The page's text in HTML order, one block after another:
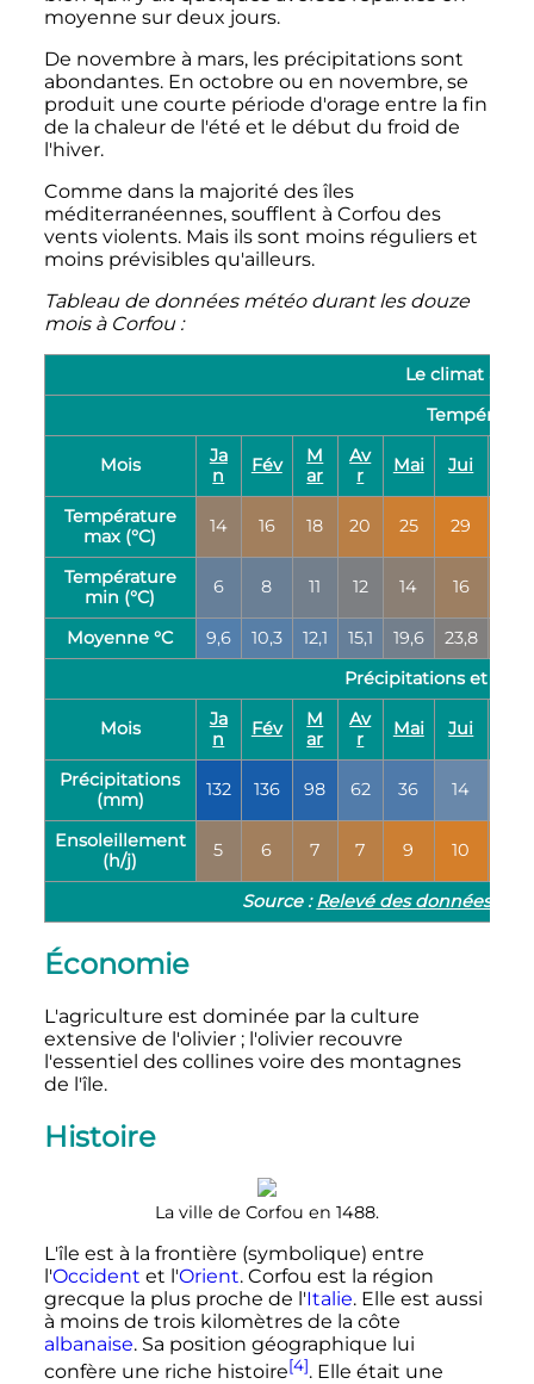
moyenne sur deux jours.
De novembre à mars, les précipitations sont
abondantes. En octobre ou en novembre, se
produit une courte période d'orage entre la fin
de la chaleur de l'été et le début du froid de
l'hiver.
Comme dans la majorité des îles
méditerranéennes, soufflent à Corfou des
vents violents. Mais ils sont moins réguliers et
moins prévisibles qu'ailleurs.
Tableau de données météo durant les douze
mois à Corfou :
Le climat à
Mois
Ja
n
Fév
M
ar
Av
r
Mai Jui
Température
max (°C)
14 16 18 20 25 29
Température
min (°C)
6 8 11 12 14 16
Moyenne °C 9,6 10,3 12,1 15,1 19,6 23,8
Précipitations et
Mois
Ja
n
Fév
M
ar
Av
r
Mai Jui
Précipitations
(mm)
132 136 98 62 36 14
Ensoleillement
(h/j)
5 6 7 7 9 10
Source :Relevé des données
Économie
L'agriculture est dominée par la culture
extensive de l'olivier ; l'olivier recouvre
l'essentiel des collines voire des montagnes
de l'île.
Histoire
La ville de Corfou en 1488.
L'île est à la frontière (symbolique) entre
l'Occident et l'Orient. Corfou est la région
grecque la plus proche de l'Italie. Elle est aussi
à moins de trois kilomètres de la côte
albanaise. Sa position géographique lui
confère une riche histoire[4]. Elle était une